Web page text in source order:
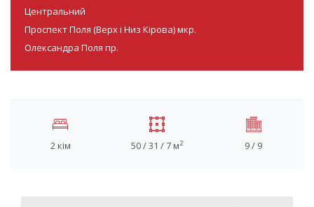
Центральний
Проспект Поля (Верх і Низ Кірова) мкр.
Олександра Поля пр.
2 кім 50 / 31 / 7 м2 9 / 9